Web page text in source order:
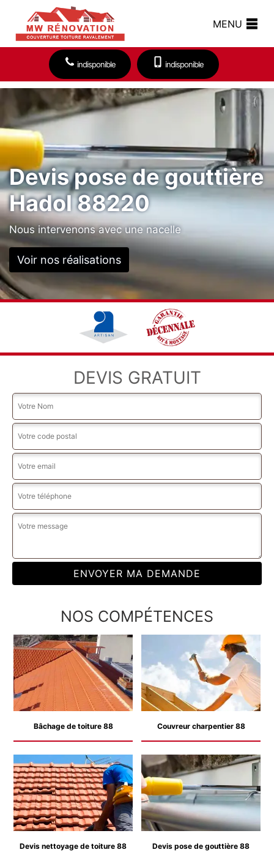
MENU
indisponible indisponible
Devis pose de gouttière
Hadol 88220
Nous intervenons avec une nacelle
Voir nos réalisations
DEVIS GRATUIT
NOS COMPÉTENCES
Bâchage de toiture 88 Couvreur charpentier 88
Devis nettoyage de toiture 88 Devis pose de gouttière 88